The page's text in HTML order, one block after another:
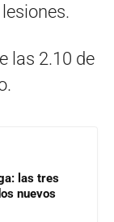
las 2.10 de
las tres
nuevos